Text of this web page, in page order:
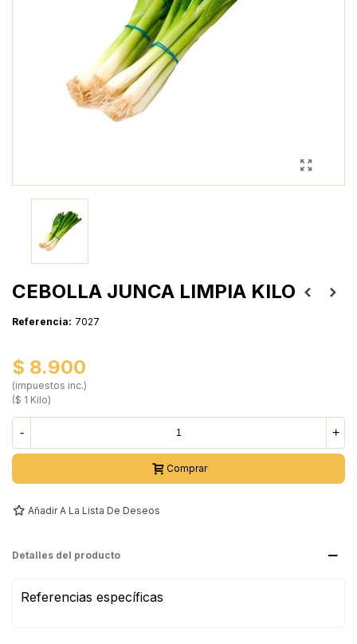
CEBOLLA JUNCA LIMPIA KILO
Referencia: 7027
$ 8.900
(impuestos inc.)
($ 1 Kilo)
- +
Comprar
Añadir A La Lista De Deseos
Detalles del producto
Referencias específicas